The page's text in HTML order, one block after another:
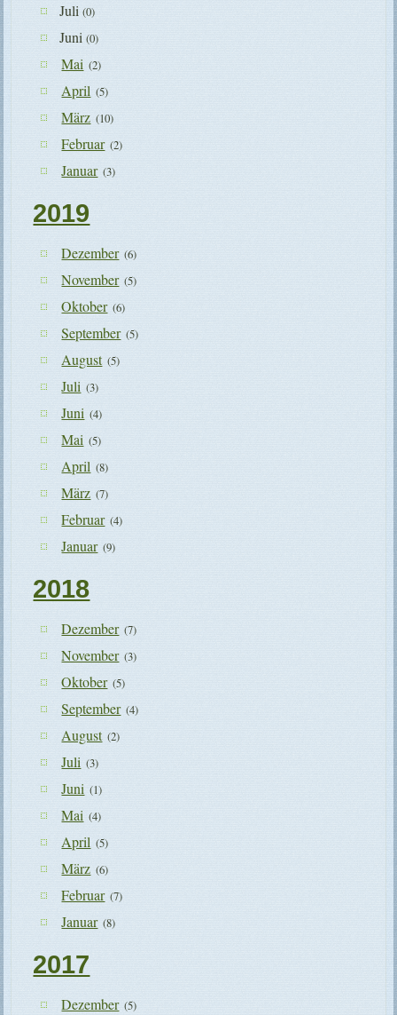
Juli(0)
Juni(0)
Mai (2)
April (5)
März (10)
Februar (2)
Januar (3)
2019
Dezember (6)
November (5)
Oktober (6)
September (5)
August (5)
Juli (3)
Juni (4)
Mai (5)
April (8)
März (7)
Februar (4)
Januar (9)
2018
Dezember (7)
November (3)
Oktober (5)
September (4)
August (2)
Juli (3)
Juni (1)
Mai (4)
April (5)
März (6)
Februar (7)
Januar (8)
2017
Dezember (5)